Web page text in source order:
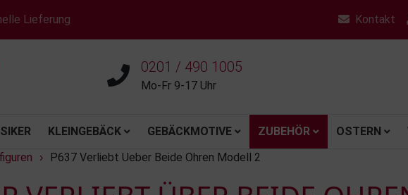
Lieferung Kontakt
0201 / 490 1005
Mo-Fr 9-17 Uhr
KLEINGEBÄCK GEBÄCKMOTIVE ZUBEHÖR OSTERN
› P637 Verliebt Ueber Beide Ohren Modell 2